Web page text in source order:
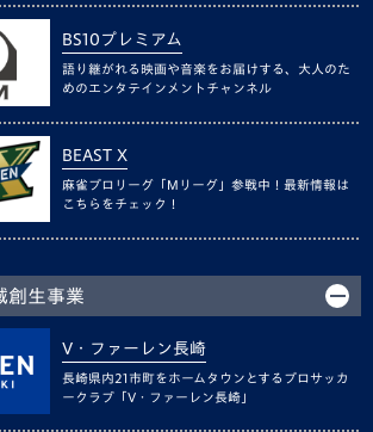
BS10プレミアム
語り継がれる映画や音楽をお届けする、大人のた
めのエンタテインメントチャンネル
BEAST X
麻雀プロリーグ「Mリーグ」参戦中！最新情報は
こちらをチェック！
創生事業
V・ファーレン長崎
長崎県内21市町をホームタウンとするプロサッカ
ークラブ「V・ファーレン長崎」